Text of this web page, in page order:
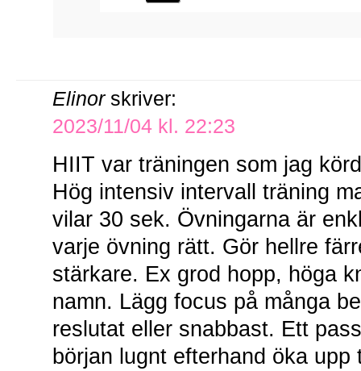
Elinor skriver:
2023/11/04 kl. 22:23
HIIT var träningen som jag
Hög intensiv intervall träning
vilar 30 sek. Övningarna är
varje övning rätt. Gör hellre
stärkare. Ex grod hopp, höga
namn. Lägg focus på många
reslutat eller snabbast. Ett
början lugnt efterhand öka